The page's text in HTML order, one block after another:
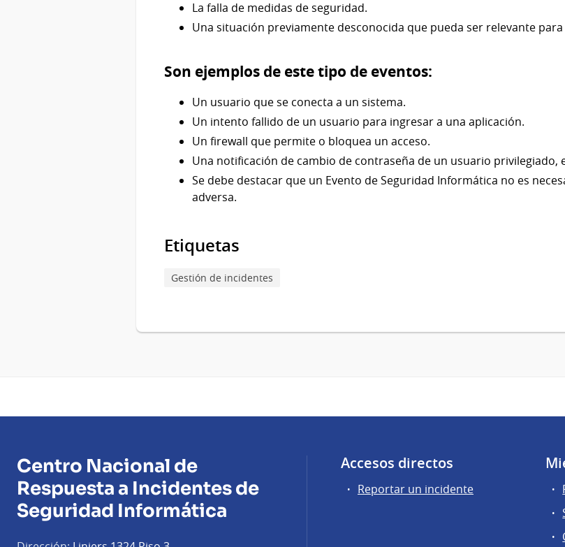
La falla de medidas de seguridad.
Una situación previamente desconocida que pueda ser relevante
Son ejemplos de este tipo de eventos:
Un usuario que se conecta a un sistema.
Un intento fallido de un usuario para ingresar a una aplicación.
Un firewall que permite o bloquea un acceso.
Una notificación de cambio de contraseña de un usuario privilegiado,
Se debe destacar que un Evento de Seguridad Informática no es
adversa.
Etiquetas
Gestión de incidentes
Centro Nacional de
Respuesta a Incidentes de
Seguridad Informática
Accesos directos
Reportar un incidente